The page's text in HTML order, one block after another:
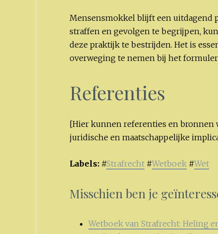
Mensensmokkel blijft een uitdagend
straffen en gevolgen te begrijpen,
deze praktijk te bestrijden. Het is
overweging te nemen bij het
Referenties
[Hier kunnen referenties en bronnen
juridische en maatschappelijke
Labels: #Strafrecht #Wetboek #Wet
Misschien ben je
Wetboek van Strafrecht: Heling